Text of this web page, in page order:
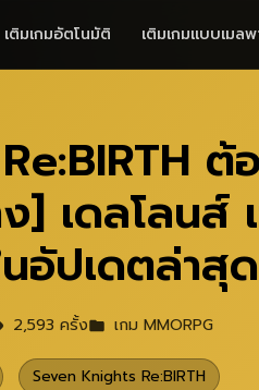
เติมเกมอัตโนมัติ เติมเกมแบบเมล
] เดลโลนส์
อัปเดตล่าสุด
2,593 ครั้ง เกม MMORPG
Seven Knights Re:BIRTH